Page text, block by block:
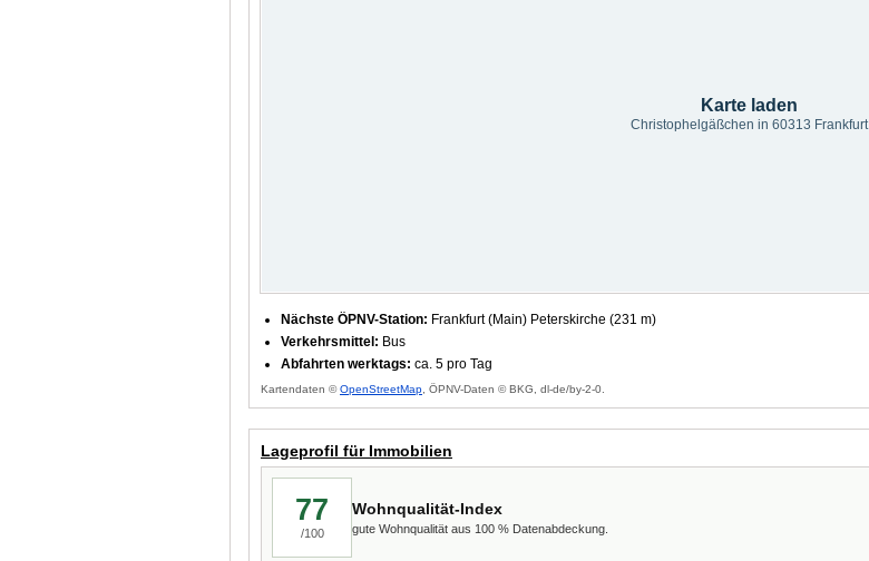
Karte laden
Christophelgäßchen in 60313 Frankfurt
Nächste ÖPNV-Station: Frankfurt (Main) Peterskirche (231 m)
Verkehrsmittel: Bus
Abfahrten werktags: ca. 5 pro Tag
Kartendaten ©OpenStreetMap , ÖPNV-Daten © BKG, dl-de/by-2-0.
Lageprofil für Immobilien
77
/100
Wohnqualität-Index
gute Wohnqualität aus 100 % Datenabdeckung.